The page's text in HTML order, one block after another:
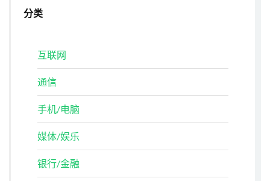
分类
互联网
通信
手机/电脑
媒体/娱乐
银行/金融